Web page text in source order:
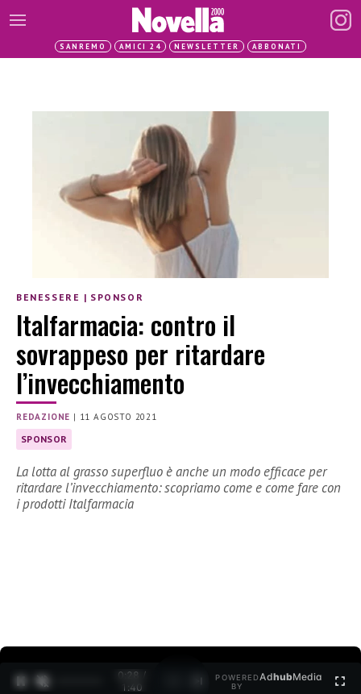
SANREMO AMICI 24 NEWSLETTER ABBONATI
BENESSERE | SPONSOR
Italfarmacia: contro il
sovrappeso per ritardare
l’invecchiamento
REDAZIONE | 11 AGOSTO 2021
SPONSOR
La lotta al grasso superfluo è anche un modo efficace per
ritardare l’invecchiamento: scopriamo come e come fare con
i prodotti Italfarmacia
0:29 /
1:40
POWERED
BY
AdhubMedia